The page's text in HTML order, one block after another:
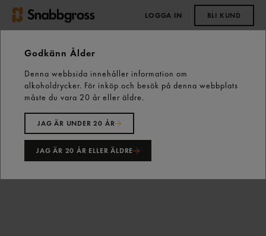
LOGGA IN BLI KUND
Start Vårt sortiment Kött, Chark & Fågel
Rökt & Rimmat
Pizza Salami Skivad 500g Tulip
Godkänn Ålder
Denna webbsida innehåller information om
alkoholdrycker. För inköp och besök på denna webbplats
måste du vara 20 år eller äldre.
JAG ÄR UNDER 20 ÅR
JAG ÄR 20 ÅR ELLER ÄLDRE